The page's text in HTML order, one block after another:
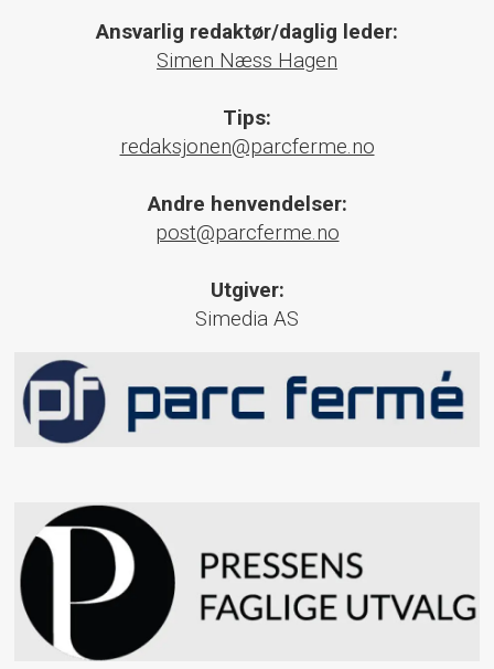
Ansvarlig redaktør/daglig leder:
Simen Næss Hagen
Tips:
redaksjonen@parcferme.no
Andre henvendelser:
post@parcferme.no
Utgiver:
Simedia AS